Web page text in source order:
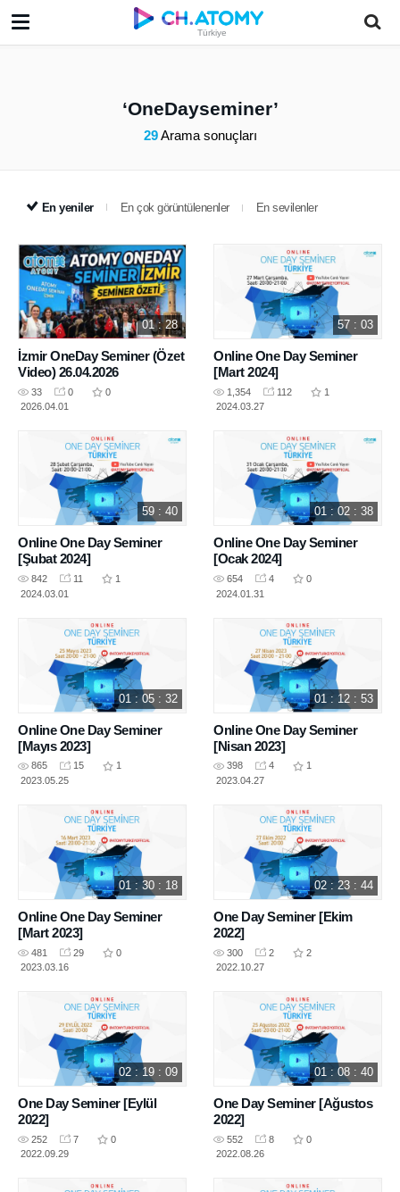
Türkiye
OneDayseminer
29Arama sonuçları
En yeniler En çok görüntülenenler En sevilenler
01 : 28
İzmir OneDay Seminer (Özet
Video) 26.04.2026
33 0
0
2026.04.01
57 : 03
Online One Day Seminer
[Mart 2024]
1,354 112
1
2024.03.27
59 : 40
Online One Day Seminer
[Şubat 2024]
842 11
1
2024.03.01
01 : 02 : 38
Online One Day Seminer
[Ocak 2024]
654 4
0
2024.01.31
01 : 05 : 32
Online One Day Seminer
[Mayıs 2023]
865 15
1
2023.05.25
01 : 12 : 53
Online One Day Seminer
[Nisan 2023]
398 4
1
2023.04.27
01 : 30 : 18
Online One Day Seminer
[Mart 2023]
481 29
0
2023.03.16
02 : 23 : 44
One Day Seminer [Ekim
2022]
300 2
2
2022.10.27
02 : 19 : 09
One Day Seminer [Eylül
2022]
252 7
0
2022.09.29
01 : 08 : 40
One Day Seminer [Ağustos
2022]
552 8
0
2022.08.26